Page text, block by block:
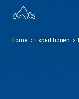
Home > Expeditionen >